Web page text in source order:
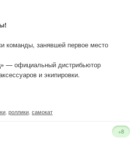
команды, занявшей первое место
— официальный дистрибьютор
и экипировки.
роллики самокат
+8